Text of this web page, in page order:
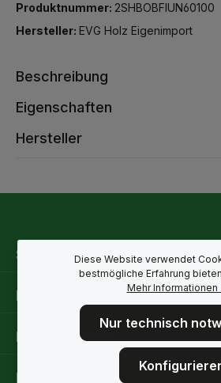
Produktnummer: 2SHBOBFIUN60100
Hersteller: EVG Holz Eigenimport
Beschreibung
Eigenschaften
Hersteller
Service-Hotline
Rechtliche Hinweise
Informationen
Folge uns
Diese Website verwendet
bestmögliche Erfahrung
Mehr Informationen
Nur technisch